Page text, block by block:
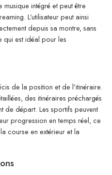
intégré et peut être
L’utilisateur peut ainsi
depuis sa montre, sans
qui est idéal pour les
de la position et de l’itinéraire.
des itinéraires préchargés
de départ. Les sportifs peuvent
progression en temps réel, ce
course en extérieur et la